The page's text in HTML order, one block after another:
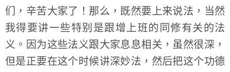
们，辛苦大家了！那么，既然要上来说法，当然
我得要讲一些特别是跟增上班的同修有关的法
义。因为这些法义跟大家息息相关，虽然很深，
但是正要在这个时候讲深妙法，然后把这个功德